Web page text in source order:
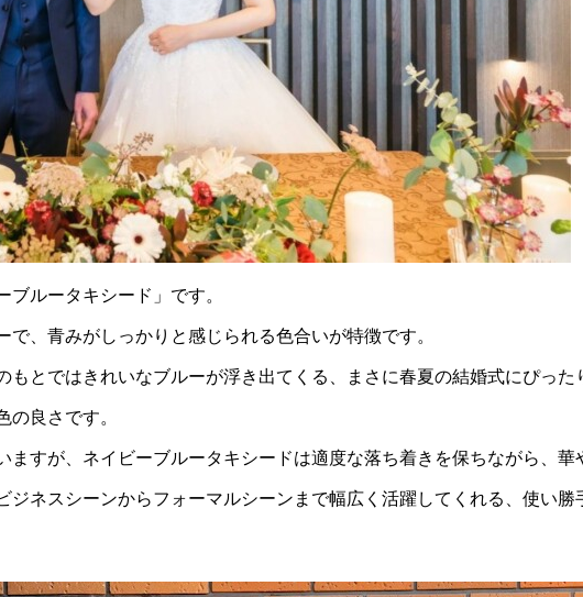
ルータキシード」です。
、青みがしっかりと感じられる色合いが特徴です。
とではきれいなブルーが浮き出てくる、まさに春夏の結婚式にぴった
良さです。
すが、ネイビーブルータキシードは適度な落ち着きを保ちながら、華
ネスシーンからフォーマルシーンまで幅広く活躍してくれる、使い勝